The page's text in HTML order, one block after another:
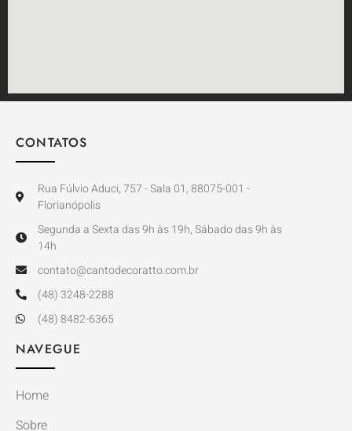
CONTATOS
Rua Fúlvio Aduci, 757 - Sala 01, 88075-001 -
Florianópolis
Segunda a Sexta das 9h às 19h, Sábado das 9h às
14h
contato@cantodecoratto.com.br
(48) 3248-2288
(48) 8482-6365
NAVEGUE
Home
Sobre